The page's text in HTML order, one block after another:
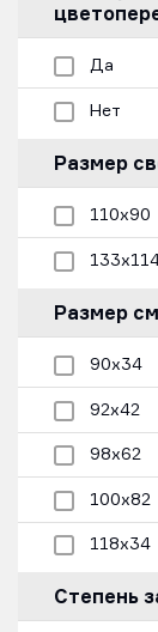
Да
Нет
Размер
110х90
Размер
90х34
92х42
98х62
100х82
118х34
Степень